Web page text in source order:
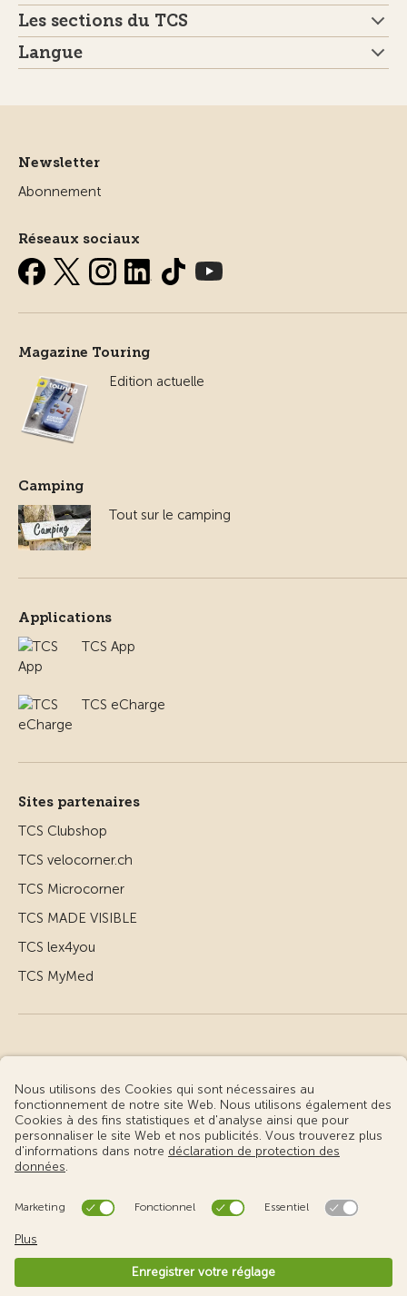
Les sections du TCS
Langue
Newsletter
Abonnement
Réseaux sociaux
Magazine Touring
Edition actuelle
Camping
Tout sur le camping
Applications
TCS App
TCS eCharge
Sites partenaires
TCS Clubshop
TCS velocorner.ch
TCS Microcorner
TCS MADE VISIBLE
TCS lex4you
TCS MyMed
Conditions d’utilisation – informations juridiques
Gestion des cookies